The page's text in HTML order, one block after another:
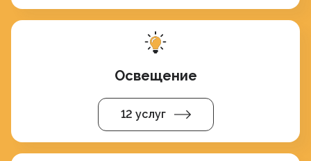
Освещение
12 услуг